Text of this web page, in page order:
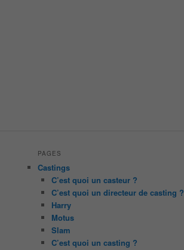
PAGES
Castings
C’est quoi un casteur ?
C’est quoi un directeur de casting ?
Harry
Motus
Slam
C’est quoi un casting ?